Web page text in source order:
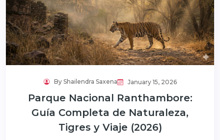
By Shailendra Saxena January 15, 2026
Parque Nacional Ranthambore:
Guía Completa de Naturaleza,
Tigres y Viaje (2026)